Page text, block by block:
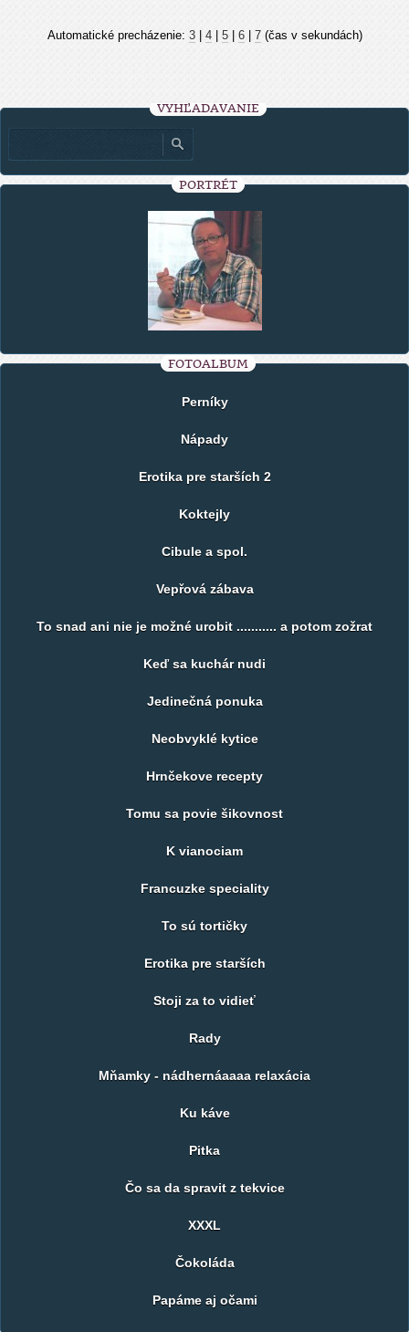
Automatické precházenie: 3| 4| 5| 6| 7(čas v sekundách)
VYHĽADÁVANIE
PORTRÉT
FOTOALBUM
Perníky
Nápady
Erotika pre starších 2
Koktejly
Cibule a spol.
Vepřová zábava
To snad ani nie je možné urobit ........... a potom zožrat
Keď sa kuchár nudi
Jedinečná ponuka
Neobvyklé kytice
Hrnčekove recepty
Tomu sa povie šikovnost
K vianociam
Francuzke speciality
To sú tortičky
Erotika pre starších
Stoji za to vidieť
Rady
Mňamky - nádhernáaaaa relaxácia
Ku káve
Pitka
Čo sa da spravit z tekvice
XXXL
Čokoláda
Papáme aj očami